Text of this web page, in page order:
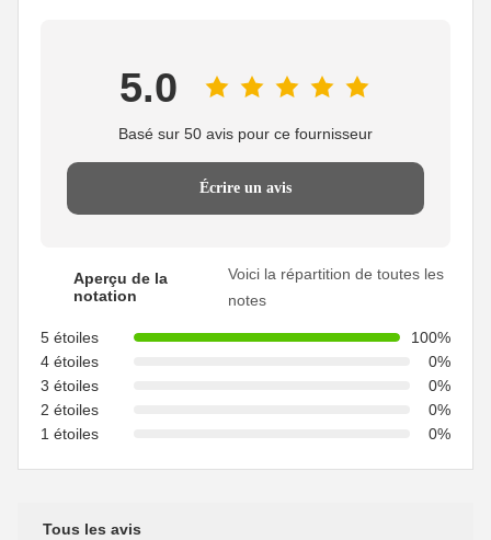
5.0
Basé sur 50 avis pour ce fournisseur
Écrire un avis
Aperçu de la
notation
Voici la répartition de toutes les
notes
5 étoiles
100%
4 étoiles
0%
3 étoiles
0%
2 étoiles
0%
1 étoiles
0%
Tous les avis